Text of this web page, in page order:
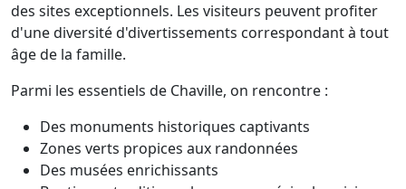
des sites exceptionnels. Les visiteurs peuvent profiter
d'une diversité d'divertissements correspondant à tout
âge de la famille.
Parmi les essentiels de Chaville, on rencontre :
Des monuments historiques captivants
Zones verts propices aux randonnées
Des musées enrichissants